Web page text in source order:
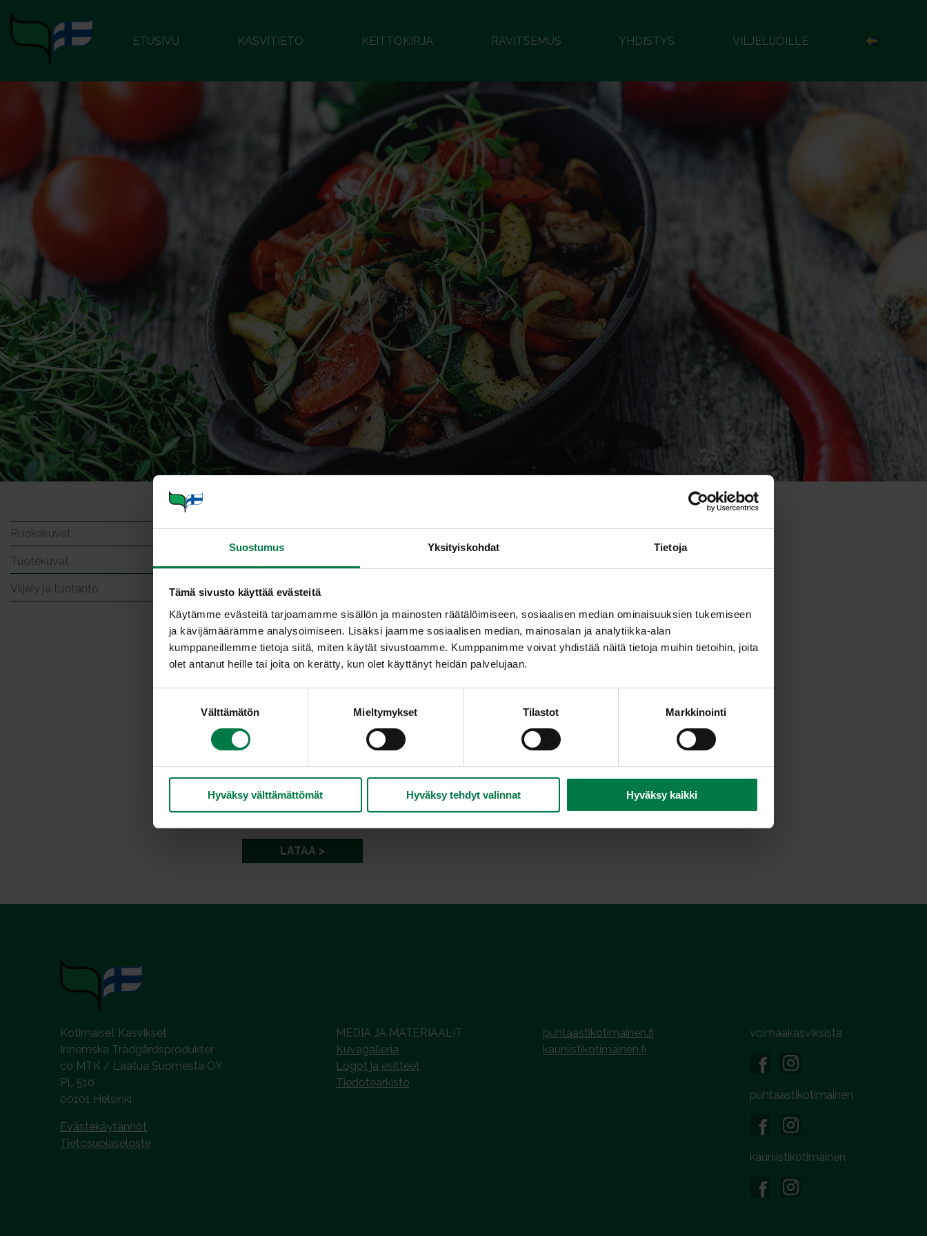
Suostumus Yksityiskohdat Tietoja
Tämä sivusto käyttää evästeitä
Käytämme evästeitä tarjoamamme sisällön ja mainosten räätälöimiseen, sosiaalisen median ominaisuuksien tukemiseen
ja kävijämäärämme analysoimiseen. Lisäksi jaamme sosiaalisen median, mainosalan ja analytiikka-alan
kumppaneillemme tietoja siitä, miten käytät sivustoamme. Kumppanimme voivat yhdistää näitä tietoja muihin tietoihin, joita
olet antanut heille tai joita on kerätty, kun olet käyttänyt heidän palvelujaan.
k
Välttämätön Mieltymykset Tilastot Markkinointi
Hyväksy välttämättömät Hyväksy tehdyt valinnat Hyväksy kaikki
ETUSIVU KASVITIETO KEITTOKIRJA RAVITSEMUS YHDISTYS VILJELIJÖILLE
Ruokakuvat
Tuotekuvat
Viljely ja tuotanto
Purjot
LATAA
Kotimaiset Kasvikset
Inhemska Trädgårdsprodukter
co MTK / Laatua Suomesta OY
PL 510
00101 Helsinki
Evästekäytännöt
Tietosuojaseloste
MEDIA JA MATERIAALIT
Kuvagalleria
Logot ja esitteet
Tiedotearkisto
puhtaastikotimainen.fi
kauniistikotimainen.fi
voimaakasviksista
puhtaastikotimainen
kauniistikotimainen